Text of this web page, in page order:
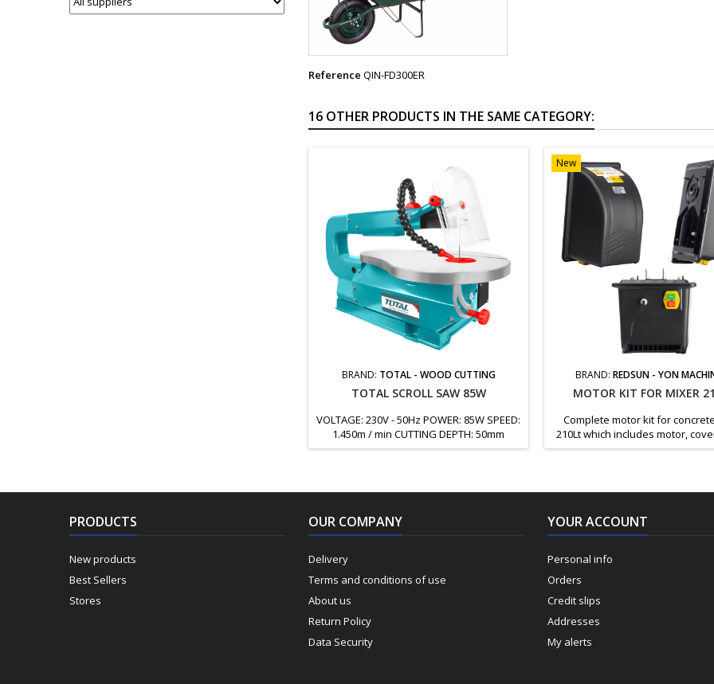
Reference QIN-FD300ER
16 OTHER PRODUCTS IN THE SAME CATEGORY:
BRAND: TOTAL - WOOD CUTTING
TOTAL SCROLL SAW 85W
VOLTAGE: 230V - 50Hz POWER: 85W SPEED:
1.450m / min CUTTING DEPTH: 50mm
CUTTING WIDTH: 410mm TABLE SIZE: 375 X
Kg
New
BRAND: REDSUN - YON
MOTOR KIT FOR MIXER
Complete motor kit for
210Lt which includes motor,
and full wiring. This kit allows
PRODUCTS
New products
Best Sellers
Stores
OUR COMPANY
Delivery
Terms and conditions of use
About us
Return Policy
Data Security
YOUR ACCOUNT
Personal info
Orders
Credit slips
Addresses
My alerts